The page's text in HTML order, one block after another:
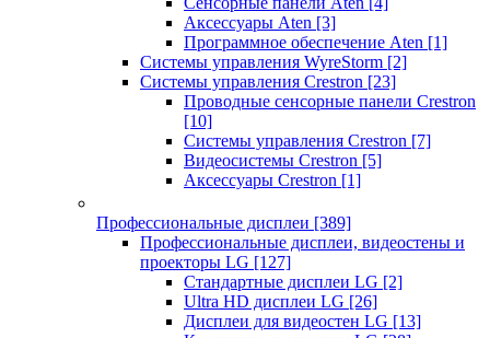
Аксессуары Aten [3]
Программное обеспечение Aten [1]
Системы управления WyreStorm [2]
Системы управления Crestron [23]
Проводные сенсорные панели Crestron
[10]
Системы управления Crestron [7]
Видеосистемы Crestron [5]
Аксессуары Crestron [1]
Профессиональные дисплеи [389]
Профессиональные дисплеи, видеостены и
проекторы LG [127]
Стандартные дисплеи LG [2]
Ultra HD дисплеи LG [26]
Дисплеи для видеостен LG [13]